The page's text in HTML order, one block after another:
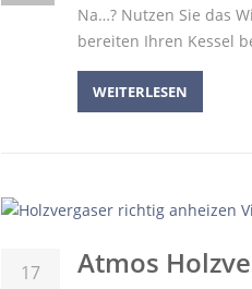
Na…? Nutzen Sie das
bereiten Ihren Kessel
WEITERLESEN
17 Atmos